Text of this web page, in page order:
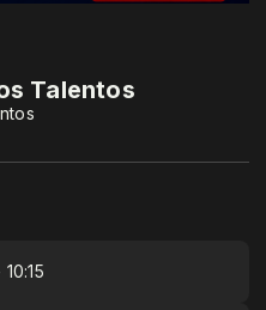
Talentos
10:15